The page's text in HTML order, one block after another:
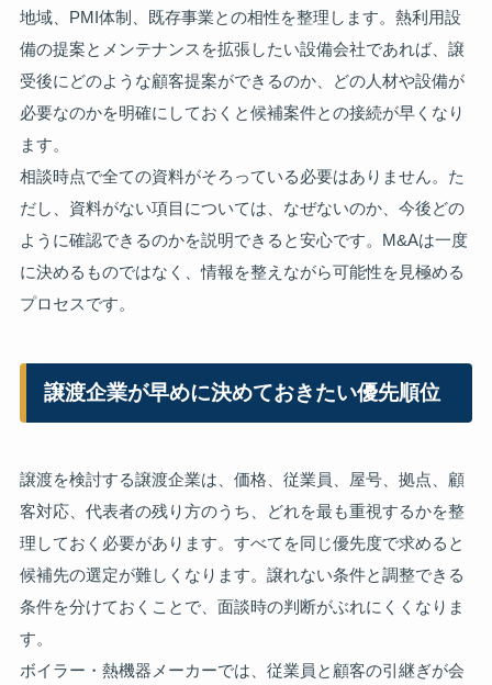
地域、PMI体制、既存事業との相性を整理します。熱利用設
備の提案とメンテナンスを拡張したい設備会社であれば、譲
受後にどのような顧客提案ができるのか、どの人材や設備が
必要なのかを明確にしておくと候補案件との接続が早くなり
ます。
相談時点で全ての資料がそろっている必要はありません。た
だし、資料がない項目については、なぜないのか、今後どの
ように確認できるのかを説明できると安心です。M&Aは一度
に決めるものではなく、情報を整えながら可能性を見極める
プロセスです。
譲渡企業が早めに決めておきたい優先順位
譲渡を検討する譲渡企業は、価格、従業員、屋号、拠点、顧
客対応、代表者の残り方のうち、どれを最も重視するかを整
理しておく必要があります。すべてを同じ優先度で求めると
候補先の選定が難しくなります。譲れない条件と調整できる
条件を分けておくことで、面談時の判断がぶれにくくなりま
す。
ボイラー・熱機器メーカーでは、従業員と顧客の引継ぎが会